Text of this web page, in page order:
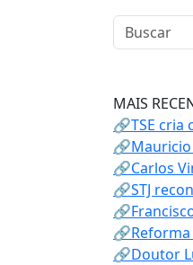
MAIS
🔗TSE cria
🔗Mauricio
🔗Carlos
🔗STJ
🔗Doutor